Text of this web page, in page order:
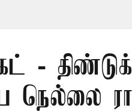
-
நெல்லை